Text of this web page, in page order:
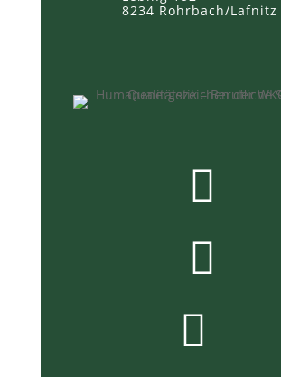
8234 Rohrbach/Lafnitz


